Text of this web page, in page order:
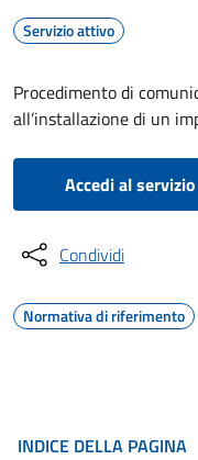
Servizio attivo
Procedimento di
all’installazione di un
Accedi al servizio
Condividi
Normativa di riferimento
INDICE DELLA PAGINA